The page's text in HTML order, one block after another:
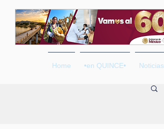
Home •en QUINCE• Noticias